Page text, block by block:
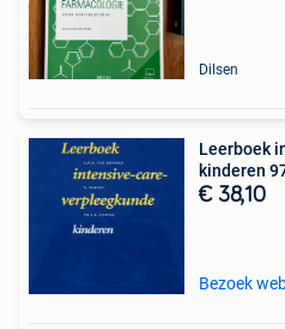
Dilsen
Leerboek
kinderen
€ 38,10
Bezoek